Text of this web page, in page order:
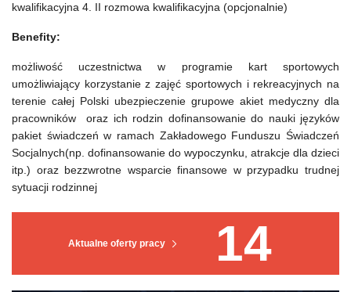
Aktualne oferty pracy 14
kwalifikacyjna 4. II rozmowa kwalifikacyjna (opcjonalnie)
Benefity:
możliwość uczestnictwa w programie kart sportowych
umożliwiający korzystanie z zajęć sportowych i rekreacyjnych na
terenie całej Polski ubezpieczenie grupowe akiet medyczny dla
pracowników oraz ich rodzin dofinansowanie do nauki języków
pakiet świadczeń w ramach Zakładowego Funduszu Świadczeń
Socjalnych(np. dofinansowanie do wypoczynku, atrakcje dla dzieci
itp.) oraz bezzwrotne wsparcie finansowe w przypadku trudnej
sytuacji rodzinnej